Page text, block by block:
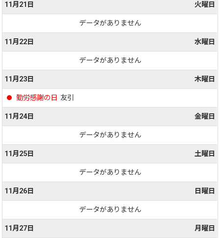
11月21日 火曜日
データがありません
11月22日 水曜日
データがありません
11月23日 木曜日
勤労感謝の日 友引
11月24日 金曜日
データがありません
11月25日 土曜日
データがありません
11月26日 日曜日
データがありません
11月27日 月曜日